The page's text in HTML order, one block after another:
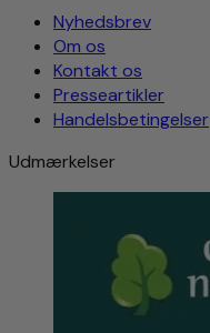
Nyhedsbrev
Om os
Kontakt os
Presseartikler
Handelsbetingelser
Udmærkelser